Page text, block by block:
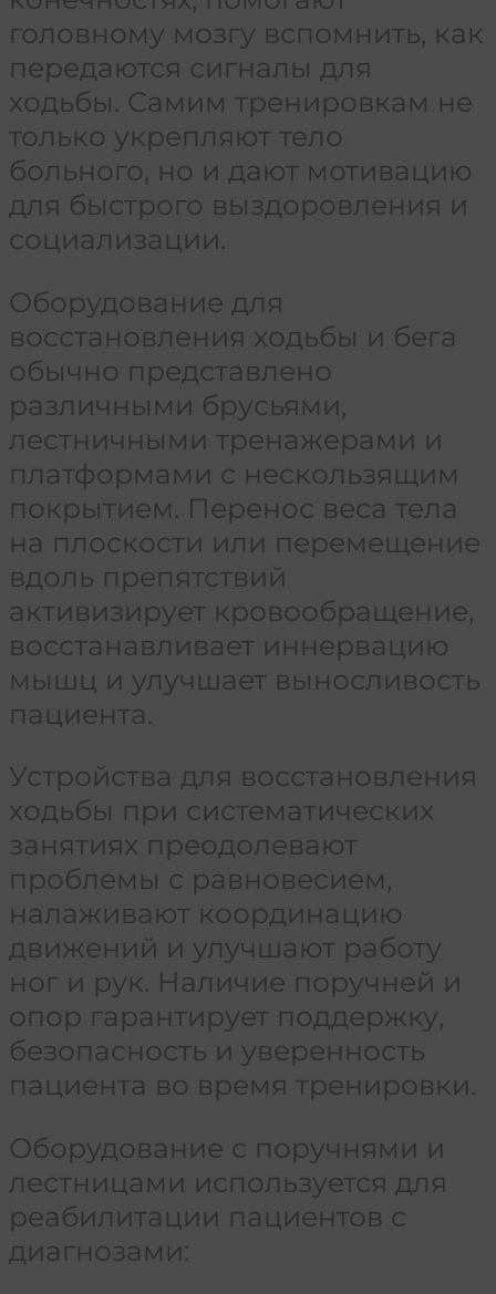
головному мозгу вспомнить, как
передаются сигналы для
ходьбы. Самим тренировкам не
только укрепляют тело
больного, но и дают мотивацию
для быстрого выздоровления и
социализации.
Оборудование для
восстановления ходьбы и бега
обычно представлено
различными брусьями,
лестничными тренажерами и
платформами с нескользящим
покрытием. Перенос веса тела
на плоскости или перемещение
вдоль препятствий
активизирует кровообращение,
восстанавливает иннервацию
мышц и улучшает выносливость
пациента.
Устройства для восстановления
ходьбы при систематических
занятиях преодолевают
проблемы с равновесием,
налаживают координацию
движений и улучшают работу
ног и рук. Наличие поручней и
опор гарантирует поддержку,
безопасность и уверенность
пациента во время тренировки.
Оборудование с поручнями и
лестницами используется для
реабилитации пациентов с
диагнозами: